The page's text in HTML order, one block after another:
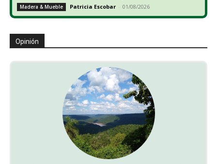
Madera & Mueble Patricia Escobar - 01/08/2026
Opinión